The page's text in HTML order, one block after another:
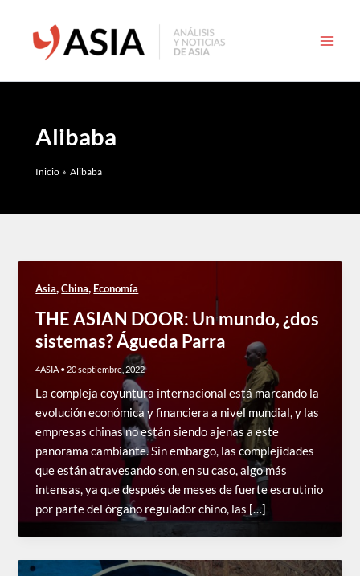
contenido
Alibaba
Inicio Alibaba
Asia,China, Economía
THE ASIAN DOOR: Un mundo, ¿dos
sistemas? Águeda Parra
4ASIA • 20 septiembre, 2022
La compleja coyuntura internacional está marcando la
evolución económica y financiera a nivel mundial, y las
empresas chinas no están siendo ajenas a este
panorama cambiante. Sin embargo, las complejidades
que están atravesando son, en su caso, algo más
intensas, ya que después de meses de fuerte escrutinio
por parte del órgano regulador chino, las […]